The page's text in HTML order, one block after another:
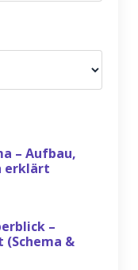
– Aufbau,
erklärt
–
&